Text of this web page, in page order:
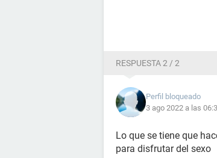
RESPUESTA 2 / 2
Perfil bloqueado
3 ago 2022 a las
Lo que se tiene que
para disfrutar del sexo